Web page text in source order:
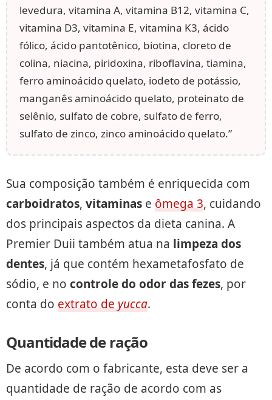
levedura, vitamina A, vitamina B12, vitamina C,
vitamina D3, vitamina E, vitamina K3, ácido
fólico, ácido pantotênico, biotina, cloreto de
colina, niacina, piridoxina, riboflavina, tiamina,
ferro aminoácido quelato, iodeto de potássio,
manganês aminoácido quelato, proteinato de
selênio, sulfato de cobre, sulfato de ferro,
sulfato de zinco, zinco aminoácido quelato.”
Sua composição também é enriquecida com
carboidratos, vitaminas e ômega 3, cuidando
dos principais aspectos da dieta canina. A
Premier Duii também atua na limpeza dos
dentes, já que contém hexametafosfato de
sódio, e no controledo odordasfezes, por
conta do extrato de yucca.
Quantidade de ração
De acordo com o fabricante, esta deve ser a
quantidade de ração de acordo com as